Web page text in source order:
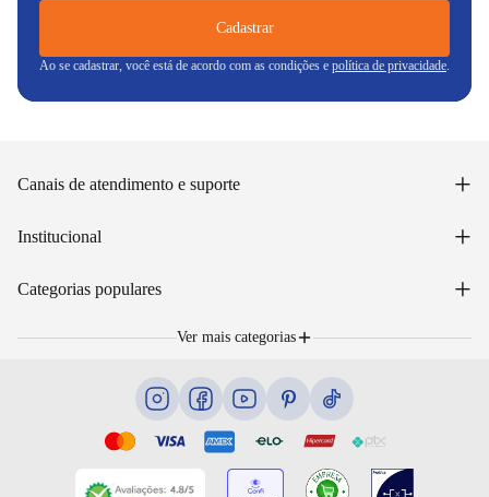
Cadastrar
Ao se cadastrar, você está de acordo com as condições e política de privacidade.
Canais de atendimento e suporte +
Acompanhar pedido
Email: sac@lojasunilar.com.br
Institucional +
Política de entregas
Portal de Vagas
Categorias populares +
Ver mais categorias